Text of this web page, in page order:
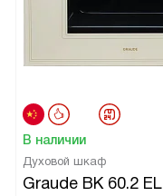
В наличии
Духовой шкаф
Graude BK 60.2 EL